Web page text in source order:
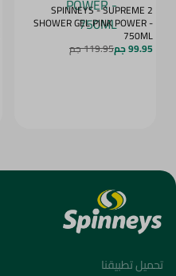
SPINNEYS - SUPREME 2
SHOWER GEL PINK POWER -
750ML
99.95 جم 119.95 جم
تحميل تطبيقنا